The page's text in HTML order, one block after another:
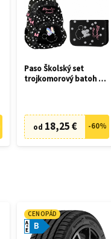
Paso Školský set
trojkomorový batoh +
od 18,25 € -60%
CENOPÁD
B
A
E